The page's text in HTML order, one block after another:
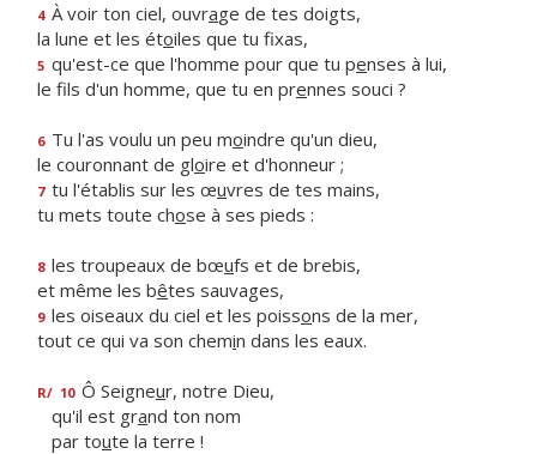
4 À voir ton ciel, ouvrage de tes doigts,
la lune et les étoiles que tu fixas,
5 qu'est-ce que l'homme pour que tu penses à lui,
le fils d'un homme, que tu en prennes souci ?
6 Tu l'as voulu un peu moindre qu'un dieu,
le couronnant de gloire et d'honneur ;
7 tu l'établis sur les œuvres de tes mains,
tu mets toute chose à ses pieds :
8 les troupeaux de bœufs et de brebis,
et même les bêtes sauvages,
9 les oiseaux du ciel et les poissons de la mer,
tout ce qui va son chemin dans les eaux.
R/ 10 Ô Seigneur, notre Dieu,
qu'il est grand ton nom
par toute la terre !